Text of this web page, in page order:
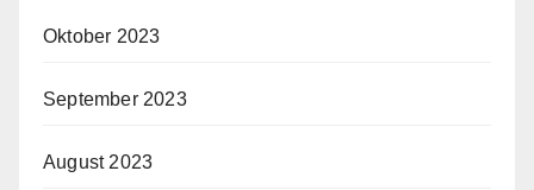
Oktober 2023
September 2023
August 2023